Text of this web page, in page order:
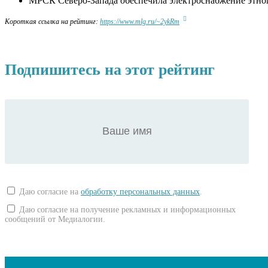
Короткая ссылка на рейтинг: https://www.mlg.ru/~2ykRm
Подпишитесь на этот рейтинг
Даю согласие на обработку персональных данных
Даю согласие на получение рекламных и информационных
сообщений от Медиалогии.